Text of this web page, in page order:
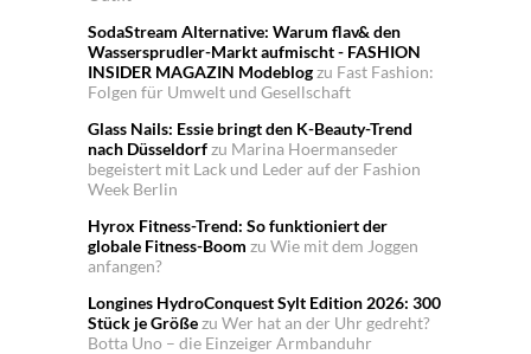
SodaStream Alternative: Warum flav& den
Wassersprudler-Markt aufmischt - FASHION
INSIDER MAGAZIN Modeblogzu Fast Fashion:
Folgen für Umwelt und Gesellschaft
Glass Nails: Essie bringt den K-Beauty-Trend
nach Düsseldorfzu Marina Hoermanseder
begeistert mit Lack und Leder auf der Fashion
Week Berlin
Hyrox Fitness-Trend: So funktioniert der
globale Fitness-Boom zu Wie mit dem Joggen
anfangen?
Longines HydroConquest Sylt Edition 2026: 300
Stück je Größezu Wer hat an der Uhr gedreht?
Botta Uno – die Einzeiger Armbanduhr